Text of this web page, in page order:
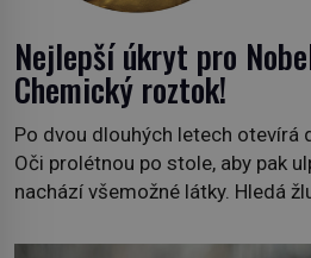
Nejlepší úkryt pro
Chemický roztok!
Po dvou dlouhých letech otevírá
Oči prolétnou po stole, aby pak
nachází všemožné látky. Hledá
plán dokončit. Pod termínem